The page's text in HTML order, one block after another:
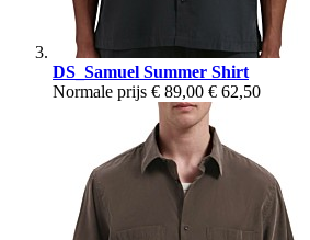
DS_Samuel Summer Shirt
Normale prijs € 89,00 € 62,50